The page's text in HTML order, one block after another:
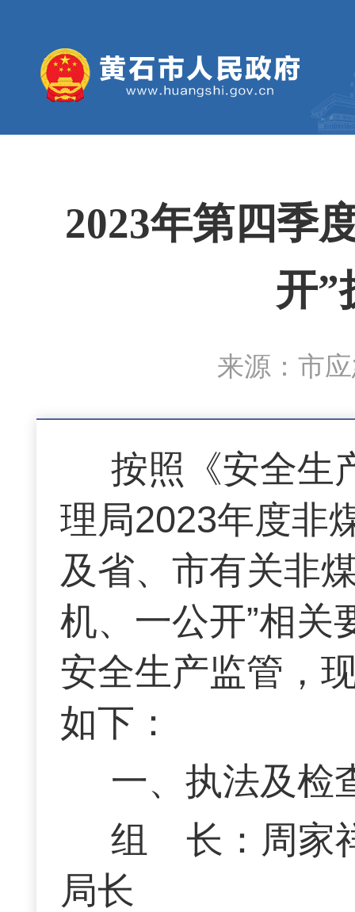
2023年第四季
开”
来源：市
按照《安全生
理局2023年度非
及省、市有关非
机、一公开”相关
安全生产监管，
如下：
一、执法及检
组 长：周家
局长